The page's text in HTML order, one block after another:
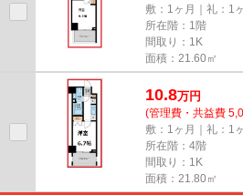
敷：1ヶ月｜礼：1
所在階：1階
間取り：1K
面積：21.60㎡
10.8万円
(管理費・共益費
敷：1ヶ月｜礼：1
所在階：4階
間取り：1K
面積：21.80㎡